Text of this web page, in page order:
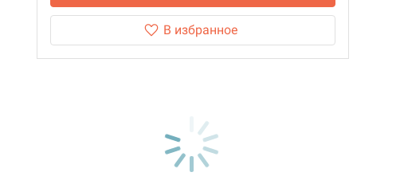
В избранное